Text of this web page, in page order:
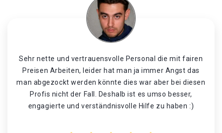
Sehr nette und vertrauensvolle Personal die mit fairen
Preisen Arbeiten, leider hat man ja immer Angst das
man abgezockt werden könnte dies war aber bei diesen
Profis nicht der Fall. Deshalb ist es umso besser,
engagierte und verständnisvolle Hilfe zu haben :)